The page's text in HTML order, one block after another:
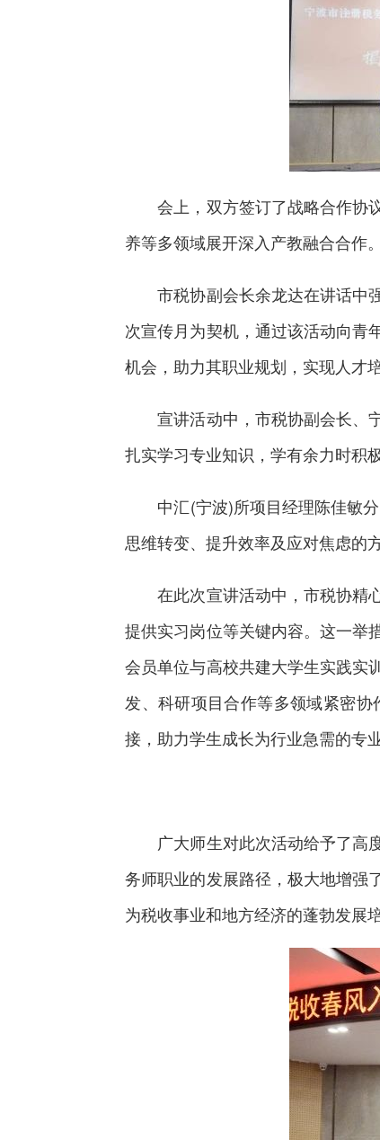
会上，双方签订了战略合作协议
养等多领域展开深入产教融合合作。
市税协副会长余龙达在讲话中强
次宣传月为契机，通过该活动向青
机会，助力其职业规划，实现人才
宣讲活动中，市税协副会长、宁
扎实学习专业知识，学有余力时积
中汇(宁波)所项目经理陈佳敏分
思维转变、提升效率及应对焦虑的
在此次宣讲活动中，市税协精心
提供实习岗位等关键内容。这一举
会员单位与高校共建大学生实践实
发、科研项目合作等多领域紧密
接，助力学生成长为行业急需的专业
广大师生对此次活动给予了高度
务师职业的发展路径，极大地增强
为税收事业和地方经济的蓬勃发展